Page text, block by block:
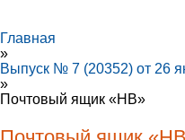
Главная
»
Выпуск № 7 (20352) от 26
»
Почтовый ящик «НВ»